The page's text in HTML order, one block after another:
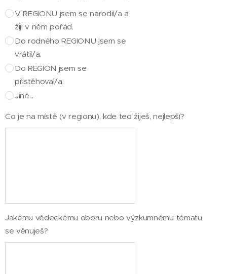
V REGIONU jsem se narodil/a a
žiji v něm pořád.
Do rodného REGIONU jsem se
vrátil/a.
Do REGION jsem se
přistěhoval/a.
Jiné...
Co je na místě (v regionu), kde teď žiješ, nejlepší?
Jakému vědeckému oboru nebo výzkumnému tématu
se věnuješ?